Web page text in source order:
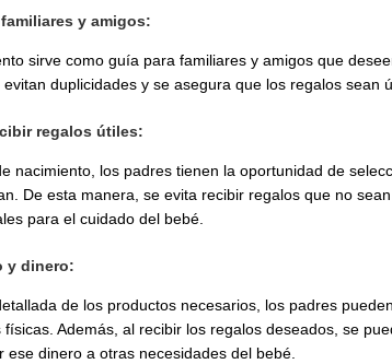
y amigos:
sirve como guía para familiares y amigos que
duplicidades y se asegura que los regalos sean
regalos útiles:
nacimiento, los padres tienen la oportunidad de
De esta manera, se evita recibir regalos que no
para el cuidado del bebé.
y dinero:
de los productos necesarios, los padres
Además, al recibir los regalos deseados, se
ese dinero a otras necesidades del bebé.